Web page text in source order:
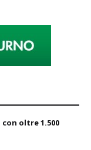
oltre 1.500